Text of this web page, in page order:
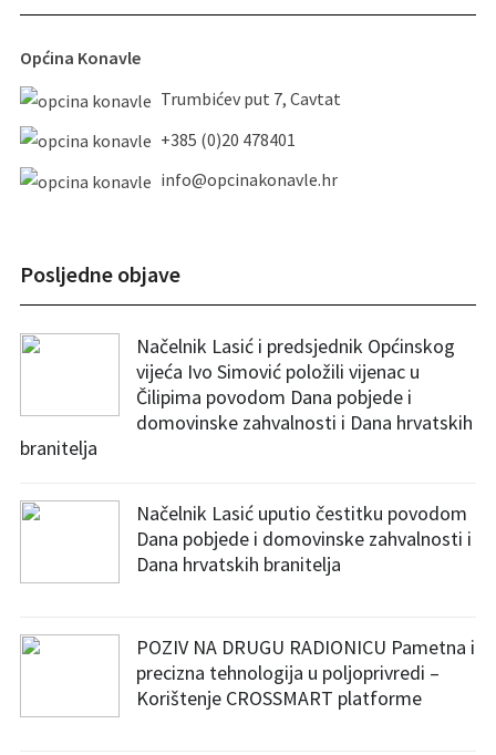
Općina Konavle
Trumbićev put 7, Cavtat
+385 (0)20 478401
info@opcinakonavle.hr
Posljedne objave
Načelnik Lasić i predsjednik Općinskog
vijeća Ivo Simović položili vijenac u
Čilipima povodom Dana pobjede i
domovinske zahvalnosti i Dana hrvatskih
branitelja
Načelnik Lasić uputio čestitku povodom
Dana pobjede i domovinske zahvalnosti i
Dana hrvatskih branitelja
POZIV NA DRUGU RADIONICU Pametna i
precizna tehnologija u poljoprivredi –
Korištenje CROSSMART platforme